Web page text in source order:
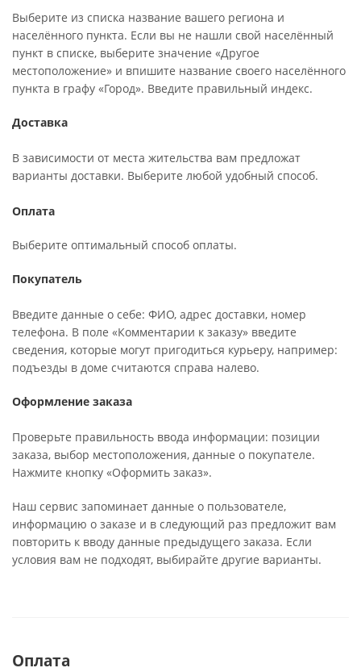
Выберите из списка название вашего региона и
населённого пункта. Если вы не нашли свой населённый
пункт в списке, выберите значение «Другое
местоположение» и впишите название своего населённого
пункта в графу «Город». Введите правильный индекс.
Доставка
В зависимости от места жительства вам предложат
варианты доставки. Выберите любой удобный способ.
Оплата
Выберите оптимальный способ оплаты.
Покупатель
Введите данные о себе: ФИО, адрес доставки, номер
телефона. В поле «Комментарии к заказу» введите
сведения, которые могут пригодиться курьеру, например:
подъезды в доме считаются справа налево.
Оформление заказа
Проверьте правильность ввода информации: позиции
заказа, выбор местоположения, данные о покупателе.
Нажмите кнопку «Оформить заказ».
Наш сервис запоминает данные о пользователе,
информацию о заказе и в следующий раз предложит вам
повторить к вводу данные предыдущего заказа. Если
условия вам не подходят, выбирайте другие варианты.
Оплата